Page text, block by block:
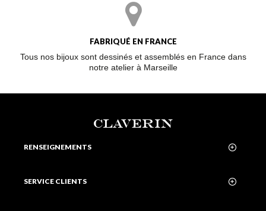
FABRIQUÉ EN FRANCE
Tous nos bijoux sont dessinés et assemblés en France dans
notre atelier à Marseille
CLAVERIN
RENSEIGNEMENTS
SERVICE CLIENTS